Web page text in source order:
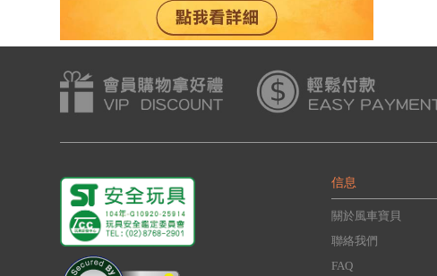
信息
關於風車寶貝
聯絡我們
FAQ